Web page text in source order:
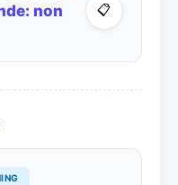
non
📋